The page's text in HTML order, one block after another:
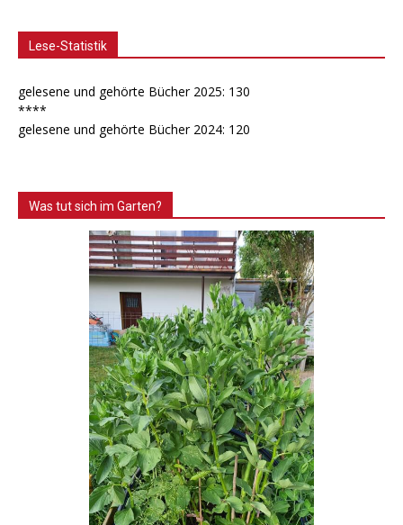
Lese-Statistik
gelesene und gehörte Bücher 2025: 130
****
gelesene und gehörte Bücher 2024: 120
Was tut sich im Garten?